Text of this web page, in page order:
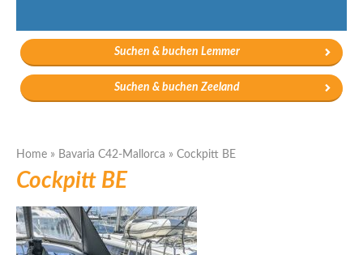
Suchen & buchen Lemmer
Suchen & buchen Zeeland
Home » Bavaria C42-Mallorca » Cockpitt BE
Cockpitt BE